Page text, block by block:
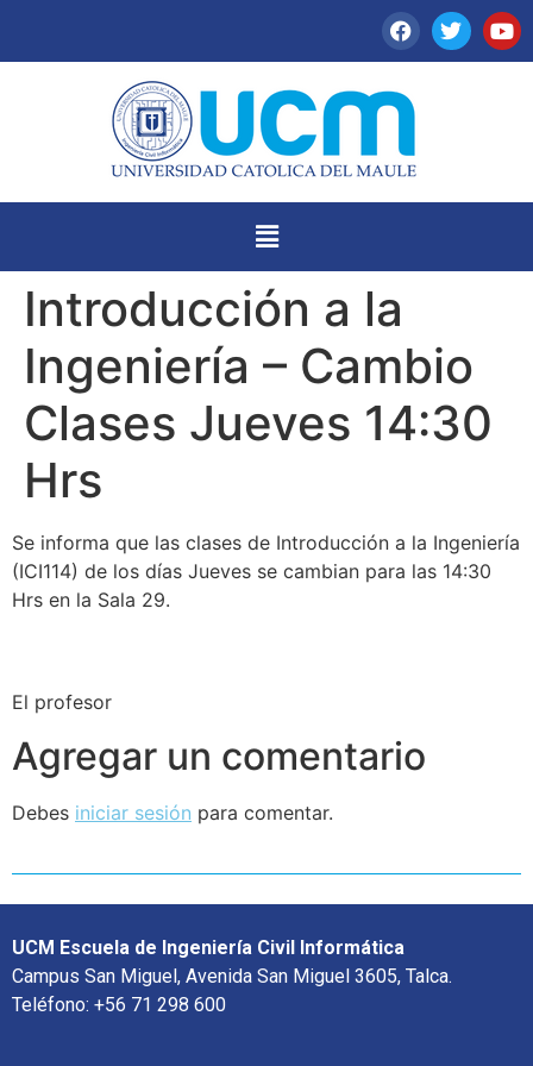
Introducción a la
Ingeniería – Cambio
Clases Jueves 14:30
Hrs
Se informa que las clases de Introducción a la Ingeniería
(ICI114) de los días Jueves se cambian para las 14:30
Hrs en la Sala 29.
El profesor
Agregar un comentario
Debes iniciar sesión para comentar.
UCM Escuela de Ingeniería Civil Informática
Campus San Miguel, Avenida San Miguel 3605, Talca.
Teléfono: +56 71 298 600